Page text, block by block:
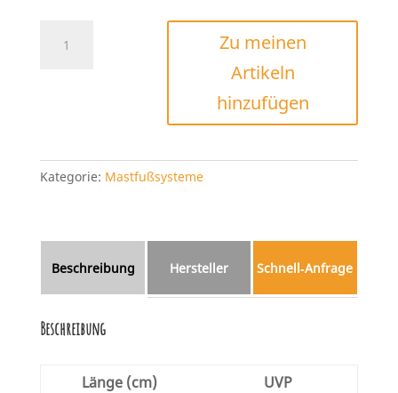
RDM
Zu meinen
Artikeln
hinzufügen
Kategorie: Mastfußsysteme
Beschreibung Hersteller Schnell‑Anfrage
Beschreibung
Länge (cm)
UVP